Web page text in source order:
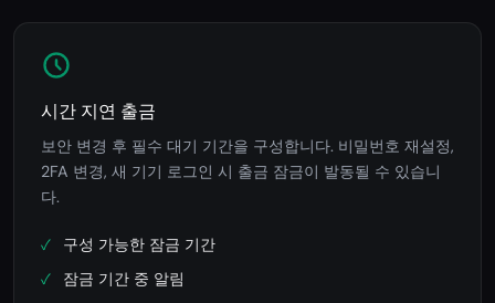
시간 지연 출금
보안 변경 후 필수 대기 기간을 구성합니다. 비밀번호 재설정,
2FA 변경, 새 기기 로그인 시 출금 잠금이 발동될 수 있습니
다.
구성 가능한 잠금 기간
잠금 기간 중 알림